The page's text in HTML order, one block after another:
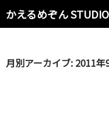
かえるめぞん STUDIO
検
索
ン
月別アーカイブ: 2011年